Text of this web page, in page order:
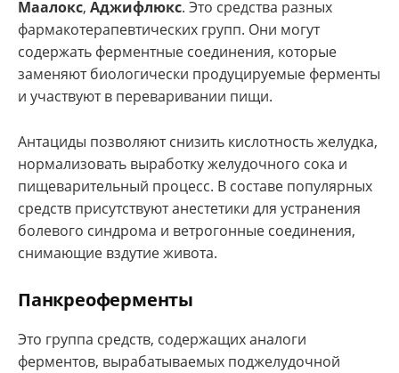
Маалокс, Аджифлюкс. Это средства разных
фармакотерапевтических групп. Они могут
содержать ферментные соединения, которые
заменяют биологически продуцируемые ферменты
и участвуют в переваривании пищи.
Антациды позволяют снизить кислотность желудка,
нормализовать выработку желудочного сока и
пищеварительный процесс. В составе популярных
средств присутствуют анестетики для устранения
болевого синдрома и ветрогонные соединения,
снимающие вздутие живота.
Панкреоферменты
Это группа средств, содержащих аналоги
ферментов, вырабатываемых поджелудочной